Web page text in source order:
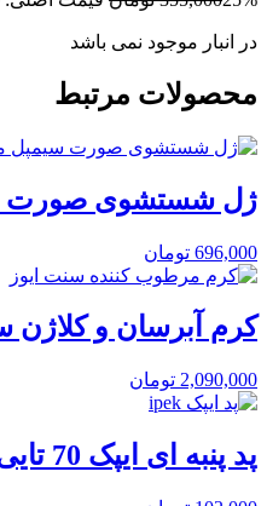
در انبار موجود نمی باشد
محصولات مرتبط
ژل شستشوی صورت
696,000 تومان
کرم آبرسان و
2,090,000 تومان
پد پنبه ای ایپک 70 تایی